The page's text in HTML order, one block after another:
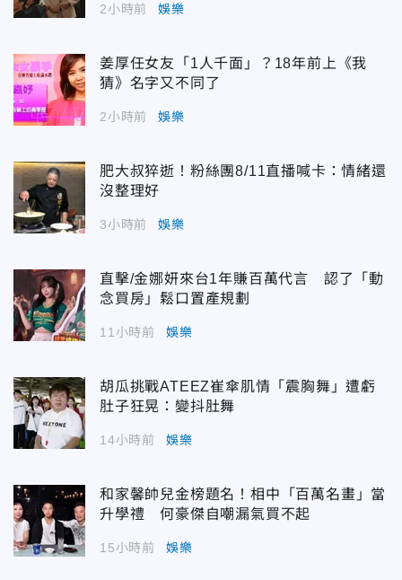
2小時前 娛樂
姜厚任女友「1人千面」？18年前上《我
猜》名字又不同了
2小時前 娛樂
肥大叔猝逝！粉絲團8/11直播喊卡：情緒還
沒整理好
3小時前 娛樂
直擊/金娜妍來台1年賺百萬代言 認了「動
念買房」鬆口置產規劃
11小時前 娛樂
胡瓜挑戰ATEEZ崔傘肌情「震胸舞」遭虧
肚子狂晃：變抖肚舞
14小時前 娛樂
和家馨帥兒金榜題名！相中「百萬名畫」當
升學禮 何豪傑自嘲漏氣買不起
15小時前 娛樂